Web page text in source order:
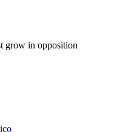
grow in opposition